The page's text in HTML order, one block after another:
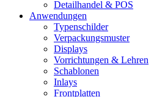
Detailhandel & POS
Anwendungen
Typenschilder
Verpackungsmuster
Displays
Vorrichtungen & Lehren
Schablonen
Inlays
Frontplatten